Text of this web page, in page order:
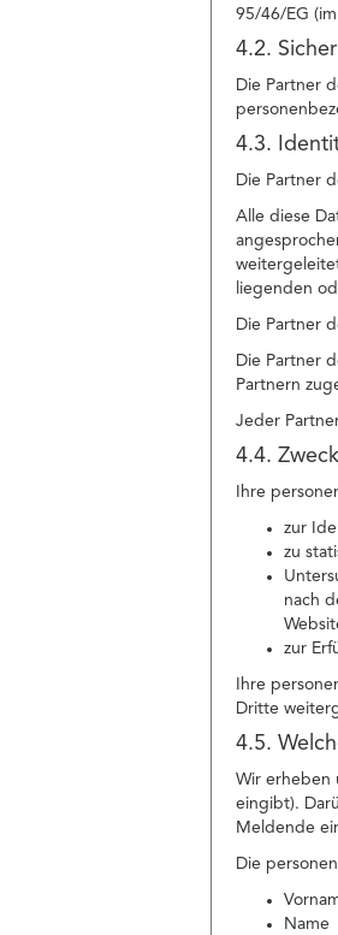
95/46/EG
4.2.
Die Partner
4.3.
Die Partner
Alle diese
liegenden
Die Partner
Die Partner
Partnern
Jeder
4.4.
Ihre
zur
zu
nach
zur
Ihre
Dritte
4.5.
Wir erheben
eingibt).
Meldende
Die
Name